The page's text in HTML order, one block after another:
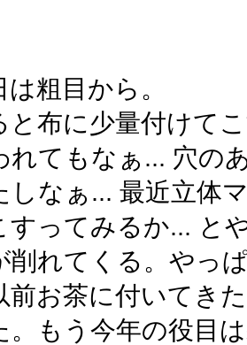
は粗目から。
と布に少量付けて
れてもなぁ... 穴の
しなぁ... 最近立体
すってみるか... と
削れてくる。やっ
前お茶に付いてき
。もう今年の役目